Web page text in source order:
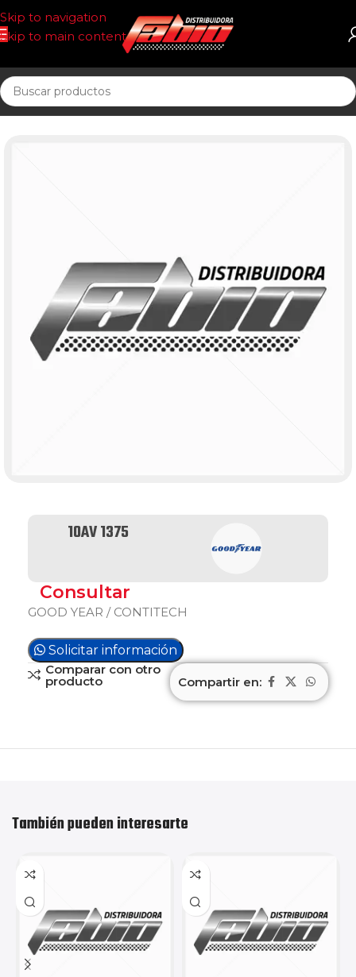
Skip to navigation
Skip to main content
Inicio CORREAS AUTOMOTOR 10AV
10AV 1375
Consultar
GOOD YEAR / CONTITECH
Solicitar información
Comparar con otro
producto Compartir en:
También pueden interesarte